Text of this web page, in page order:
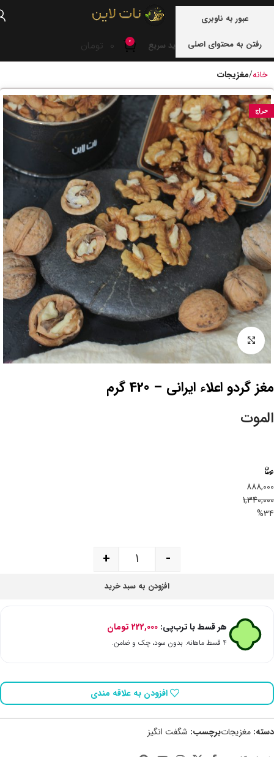
عبور به ناوبری
رفتن به محتوای اصلی
خرید سریع 0
0 تومان
خانه مغزیجات
حراج
بزرگنمایی تصویر
مغز گردو اعلاء ایرانی – 420 گرم
الموت
888,000
1,340,000
%34
-
+
افزودن به سبد خرید
هر قسط با ترب‌پی:222,000 تومان
۴ قسط ماهانه. بدون سود، چک و ضامن.
افزودن به علاقه مندی
دسته: مغزیجاتبرچسب: شگفت انگیز